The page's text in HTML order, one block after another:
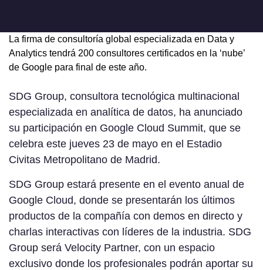
La firma de consultoría global especializada en Data y
Analytics tendrá 200 consultores certificados en la ‘nube’
de Google para final de este año.
SDG Group, consultora tecnológica multinacional
especializada en analítica de datos, ha anunciado
su participación en Google Cloud Summit, que se
celebra este jueves 23 de mayo en el Estadio
Civitas Metropolitano de Madrid.
SDG Group estará presente en el evento anual de
Google Cloud, donde se presentarán los últimos
productos de la compañía con demos en directo y
charlas interactivas con líderes de la industria. SDG
Group será Velocity Partner, con un espacio
exclusivo donde los profesionales podrán aportar su